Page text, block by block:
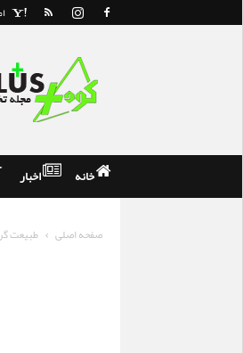
مجله
و
فروشگاه
تخصصی
نوردی
خانه اخبار
صفحه اصلی طبیعت